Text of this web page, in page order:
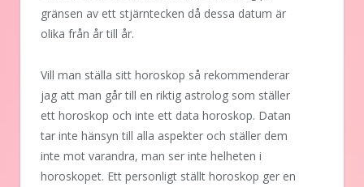
gränsen av ett stjärntecken då dessa datum är
olika från år till år.
Vill man ställa sitt horoskop så rekommenderar
jag att man går till en riktig astrolog som ställer
ett horoskop och inte ett data horoskop. Datan
tar inte hänsyn till alla aspekter och ställer dem
inte mot varandra, man ser inte helheten i
horoskopet. Ett personligt ställt horoskop ger en